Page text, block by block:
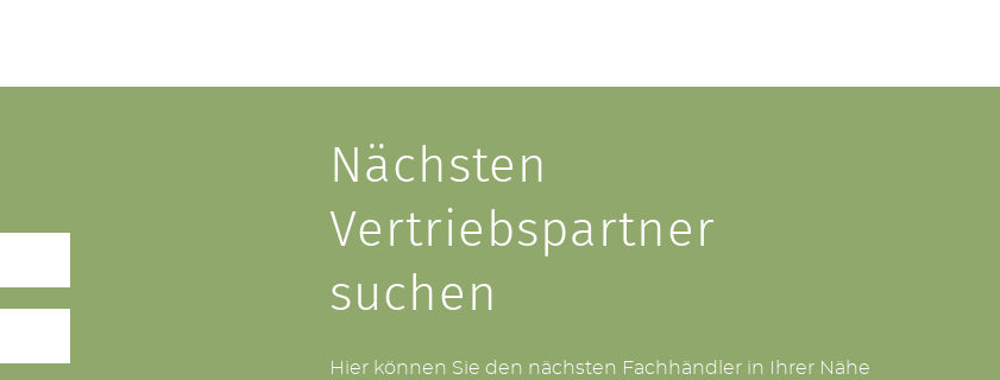
Nächsten
Vertriebspartner
suchen
Hier können Sie den nächsten Fachhändler in Ihrer Nähe